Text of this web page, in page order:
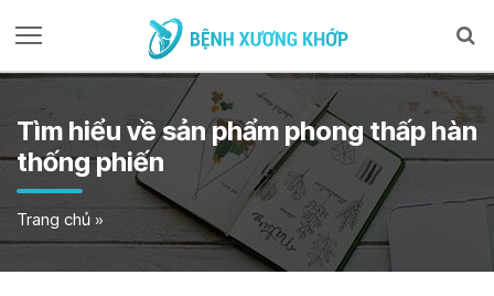
Tìm hiểu về sản phẩm phong thấp hàn
thống phiến
Trang chủ »